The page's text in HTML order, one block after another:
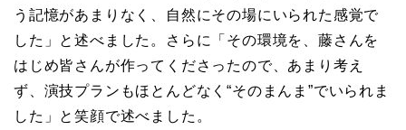
う記憶があまりなく、自然にその場にいられた感覚で
した」と述べました。さらに「その環境を、藤さんを
はじめ皆さんが作ってくださったので、あまり考え
ず、演技プランもほとんどなく“そのまんま”でいられま
した」と笑顔で述べました。